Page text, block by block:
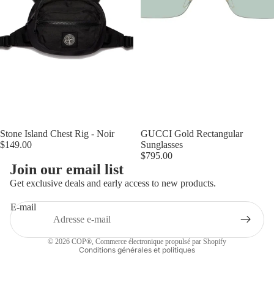
Épuisé
Stone Island Chest Rig - Noir
$149.00
Épuisé
GUCCI Gold Rectangular
Sunglasses
$795.00
Join our email list
Get exclusive deals and early access to new products.
E-mail
© 2026 COP®, Commerce électronique propulsé par Shopify
Conditions générales et politiques
Politique de confidentialité
Politique d’expédition